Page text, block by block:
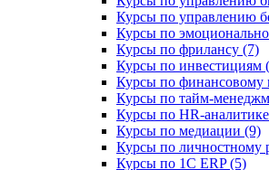
Курсы по управлению
Курсы по
Курсы по фрилансу (7)
Курсы по инвестициям
Курсы по финансовому
Курсы по тайм-
Курсы по HR-
Курсы по медиации (9)
Курсы по личностному
Курсы по 1С ERP (5)